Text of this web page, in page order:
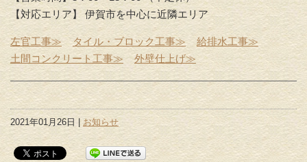
【対応エリア】 伊賀市を中心に近隣エリア
左官工事≫ タイル・ブロック工事≫
給排水工事≫
土間コンクリート工事≫
外壁仕上げ≫
2021年01月26日 | お知らせ